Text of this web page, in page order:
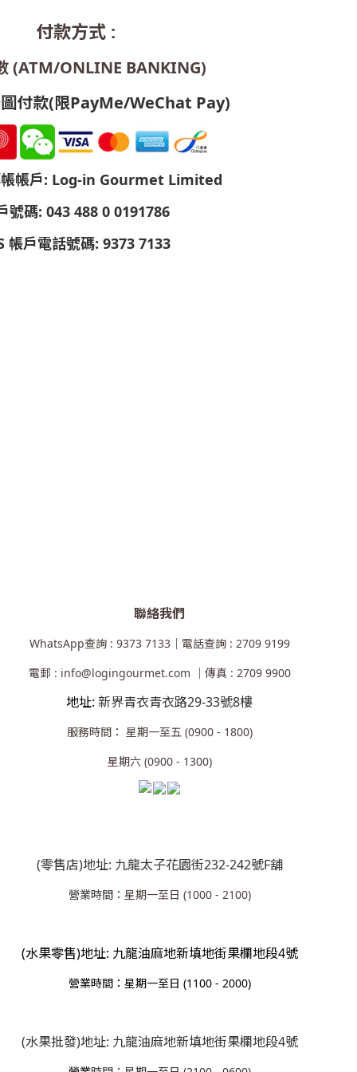
付款方式 :
(ATM/ONLINE BANKING)
付款(限PayMe/WeChat Pay)
帳帳戶: Log-in Gourmet Limited
號碼: 043 488 0 0191786
帳戶電話號碼: 9373 7133
聯絡我們
WhatsApp查詢 : 9373 7133｜電話查詢 : 2709 9199
電郵 : info@logingourmet.com ｜傳真 : 2709 9900
地址: 新界青衣青衣路29-33號8樓
服務時間： 星期一至五 (0900 - 1800)
星期六 (0900 - 1300)
(零售店)地址: 九龍太子花園街232-242號F舖
營業時間： 星期一至日 (1000 - 2100)
(水果零售)地址: 九龍油麻地新填地街果欄地段4號
營業時間：星期一至日 (1100 - 2000)
(水果批發)地址: 九龍油麻地新填地街果欄地段4號